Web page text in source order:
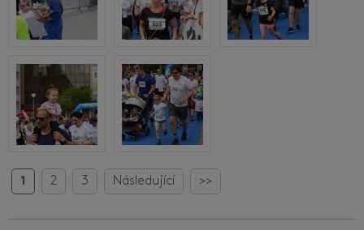
1 2 3 Následující >>